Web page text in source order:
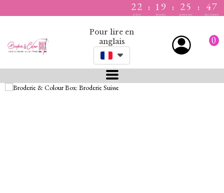
22
DAYS
: 19
HOURS
: 25
MINUTES
: 47
SECONDS
Pour lire en
anglais
0